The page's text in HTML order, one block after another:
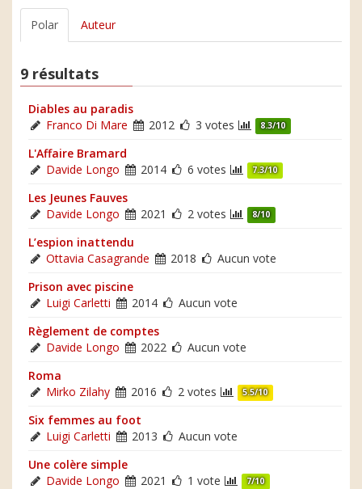
Polar Auteur
9 résultats
Diables au paradis
Franco Di Mare
2012 3 votes 8.3/10
L'Affaire Bramard
Davide Longo
2014 6 votes 7.3/10
Les Jeunes Fauves
Davide Longo
2021 2 votes 8/10
L’espion inattendu
Ottavia Casagrande
2018
Aucun vote
Prison avec piscine
Luigi Carletti
2014
Aucun vote
Règlement de comptes
Davide Longo
2022
Aucun vote
Roma
Mirko Zilahy
2016 2 votes 5.5/10
Six femmes au foot
Luigi Carletti
2013
Aucun vote
Une colère simple
Davide Longo
2021 1 vote 7/10